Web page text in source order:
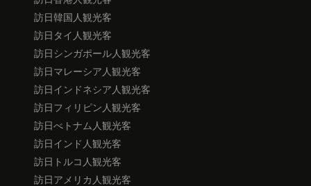
訪日韓国人観光客
訪日タイ人観光客
訪日シンガポール人観光客
訪日マレーシア人観光客
訪日インドネシア人観光客
訪日フィリピン人観光客
訪日べトナム人観光客
訪日インド人観光客
訪日トルコ人観光客
訪日アメリカ人観光客